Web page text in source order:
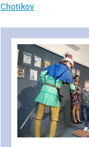
Chotíkov